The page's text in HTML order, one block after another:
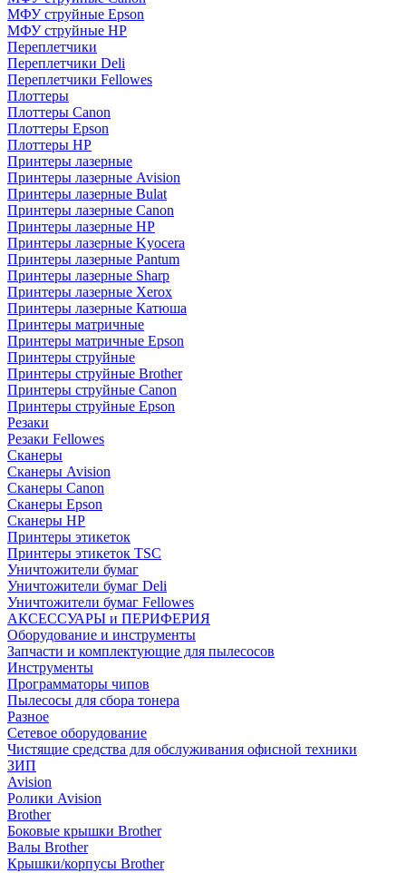
МФУ струйные Epson
МФУ струйные HP
Переплетчики
Переплетчики Deli
Переплетчики Fellowes
Плоттеры
Плоттеры Canon
Плоттеры Epson
Плоттеры HP
Принтеры лазерные
Принтеры лазерные Avision
Принтеры лазерные Bulat
Принтеры лазерные Canon
Принтеры лазерные HP
Принтеры лазерные Kyocera
Принтеры лазерные Pantum
Принтеры лазерные Sharp
Принтеры лазерные Xerox
Принтеры лазерные Катюша
Принтеры матричные
Принтеры матричные Epson
Принтеры струйные
Принтеры струйные Brother
Принтеры струйные Canon
Принтеры струйные Epson
Резаки
Резаки Fellowes
Сканеры
Сканеры Avision
Сканеры Canon
Сканеры Epson
Сканеры HP
Принтеры этикеток
Принтеры этикеток TSC
Уничтожители бумаг
Уничтожители бумаг Deli
Уничтожители бумаг Fellowes
АКСЕССУАРЫ и ПЕРИФЕРИЯ
Оборудование и инструменты
Запчасти и комплектующие для пылесосов
Инструменты
Программаторы чипов
Пылесосы для сбора тонера
Разное
Сетевое оборудование
Чистящие средства для обслуживания офисной техники
ЗИП
Avision
Ролики Avision
Brother
Боковые крышки Brother
Валы Brother
Крышки/корпусы Brother